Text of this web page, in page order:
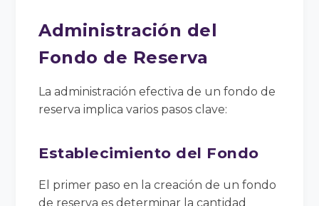
Administración del
Fondo de Reserva
La administración efectiva de un fondo de
reserva implica varios pasos clave:
Establecimiento del Fondo
El primer paso en la creación de un fondo
de reserva es determinar la cantidad